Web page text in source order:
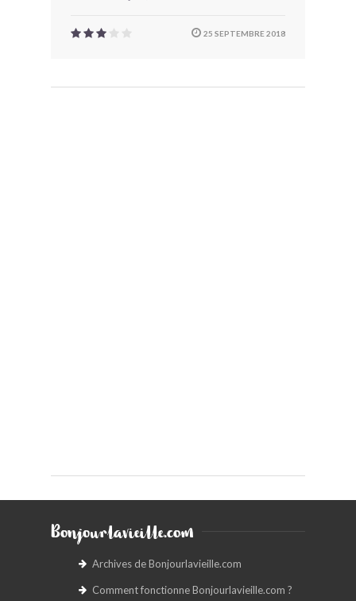
25 SEPTEMBRE 2018
Bonjourlavieille.com
Archives de Bonjourlavieille.com
Comment fonctionne Bonjourlavieille.com ?